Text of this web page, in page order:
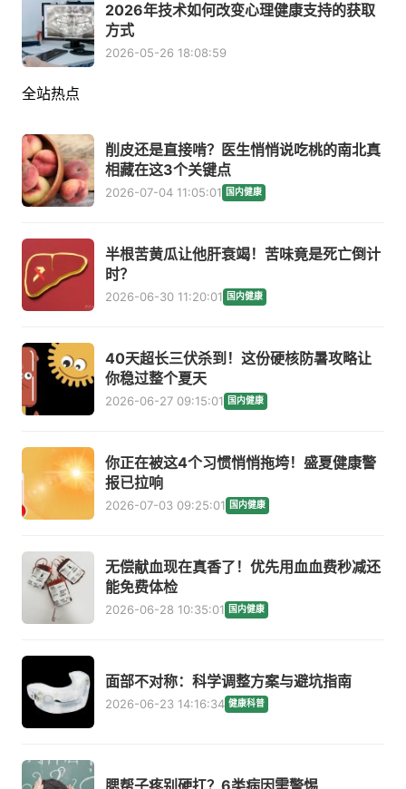
2026年技术如何改变心理健康支持的获取
方式
2026-05-26 18:08:59
全站热点
削皮还是直接啃？医生悄悄说吃桃的南北真
相藏在这3个关键点
2026-07-04 11:05:01 国内健康
半根苦黄瓜让他肝衰竭！苦味竟是死亡倒计
时？
2026-06-30 11:20:01 国内健康
40天超长三伏杀到！这份硬核防暑攻略让
你稳过整个夏天
2026-06-27 09:15:01 国内健康
你正在被这4个习惯悄悄拖垮！盛夏健康警
报已拉响
2026-07-03 09:25:01 国内健康
无偿献血现在真香了！优先用血血费秒减还
能免费体检
2026-06-28 10:35:01 国内健康
面部不对称：科学调整方案与避坑指南
2026-06-23 14:16:34 健康科普